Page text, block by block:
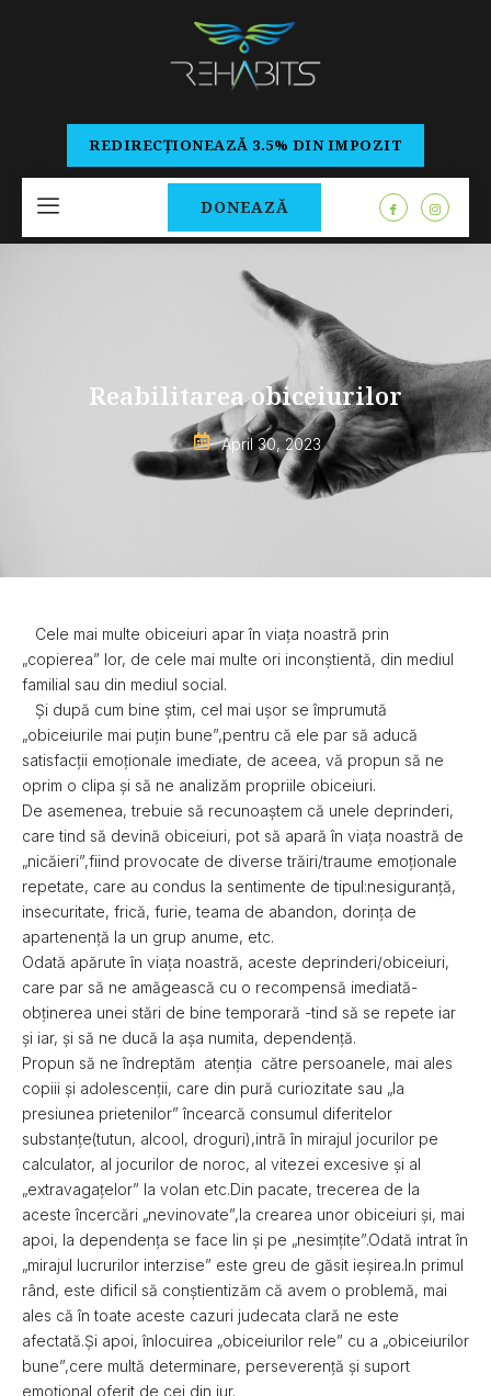
REDIRECȚIONEAZĂ 3.5% DIN IMPOZIT
DONEAZĂ
Reabilitarea obiceiurilor
April 30, 2023
Cele mai multe obiceiuri apar în viața noastră prin
„copierea” lor, de cele mai multe ori inconștientă, din mediul
familial sau din mediul social.
Și după cum bine știm, cel mai ușor se împrumută
„obiceiurile mai puțin bune”,pentru că ele par să aducă
satisfacții emoționale imediate, de aceea, vă propun să ne
oprim o clipa și să ne analizăm propriile obiceiuri.
De asemenea, trebuie să recunoaștem că unele deprinderi,
care tind să devină obiceiuri, pot să apară în viața noastră de
„nicăieri”,fiind provocate de diverse trăiri/traume emoționale
repetate, care au condus la sentimente de tipul:nesiguranță,
insecuritate, frică, furie, teama de abandon, dorința de
apartenență la un grup anume, etc.
Odată apărute în viața noastră, aceste deprinderi/obiceiuri,
care par să ne amăgească cu o recompensă imediată-
obținerea unei stări de bine temporară -tind să se repete iar
și iar, și să ne ducă la așa numita, dependență.
Propun să ne îndreptăm atenția către persoanele, mai ales
copiii și adolescenții, care din pură curiozitate sau „la
presiunea prietenilor” încearcă consumul diferitelor
substanțe(tutun, alcool, droguri),intră în mirajul jocurilor pe
calculator, al jocurilor de noroc, al vitezei excesive și al
„extravagațelor” la volan etc.Din pacate, trecerea de la
aceste încercări „nevinovate”,la crearea unor obiceiuri și, mai
apoi, la dependența se face lin și pe „nesimțite”.Odată intrat în
„mirajul lucrurilor interzise” este greu de găsit ieșirea.In primul
rând, este dificil să conștientizăm că avem o problemă, mai
ales că în toate aceste cazuri judecata clară ne este
afectată.Și apoi, înlocuirea „obiceiurilor rele” cu a „obiceiurilor
bune”,cere multă determinare, perseverență și suport
emoțional oferit de cei din jur.